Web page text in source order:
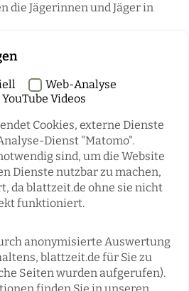
die Jägerinnen und Jäger in
ÜBERREGIONAL
WILDTIERE
Web-Analyse
YouTube Videos
Cookies, externe Dienste
Dienst "Matomo".
sind, um die Website
Dienste nutzbar zu machen,
da blattzeit.de ohne sie nicht
funktioniert.
anonymisierte Auswertung
blattzeit.de für Sie zu
Seiten wurden aufgerufen).